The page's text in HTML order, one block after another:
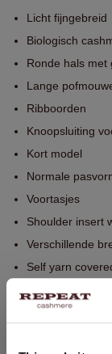
Licht fijngebreid
Biologisch
Ronde hals met
Lange
Ribboorden
Knoopsluiting
Kort model
Normale
Voortasjes
Shoulder insert
Verschillende
Self yarn
Handwas,
100%